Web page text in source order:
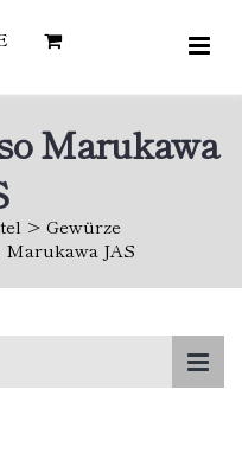
Marukawa
Gewürze
JAS